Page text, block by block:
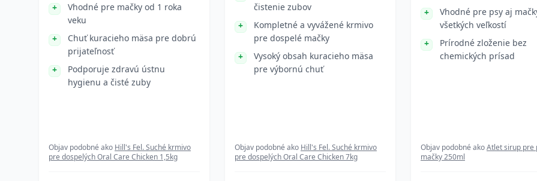
Vhodné pre mačky od 1 roka
veku
Chuť kuracieho mäsa pre dobrú
prijateľnosť
Podporuje zdravú ústnu
hygienu a čisté zuby
Objav podobné ako Hill's Fel. Suché krmivo
pre dospelých Oral Care Chicken 1,5kg
čistenie zubov
Kompletné a vyvážené krmivo
pre dospelé mačky
Vysoký obsah kuracieho mäsa
pre výbornú chuť
Objav podobné ako Hill's Fel. Suché krmivo
pre dospelých Oral Care Chicken 7kg
Vhodné pre psy aj
všetkých veľkostí
Prírodné zloženie bez
chemických prísad
Objav podobné akoAtlet sirup pre
mačky 250ml